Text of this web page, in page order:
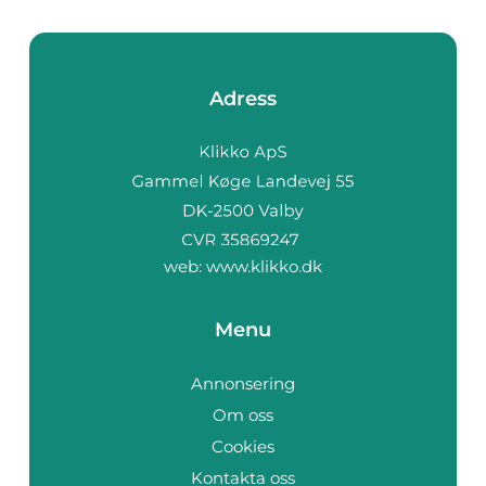
Adress
web: www.klikko.dk
Menu
Annonsering
Om oss
Cookies
Kontakta oss